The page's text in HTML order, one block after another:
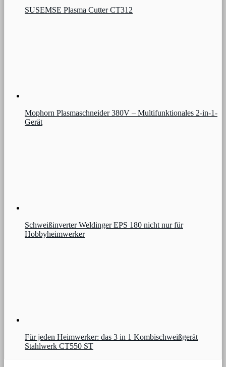
SUSEMSE Plasma Cutter CT312
Mophorn Plasmaschneider 380V – Multifunktionales 2-in-1-
Gerät
Schweißinverter Weldinger EPS 180 nicht nur für
Hobbyheimwerker
Für jeden Heimwerker: das 3 in 1 Kombischweißgerät
Stahlwerk CT550 ST